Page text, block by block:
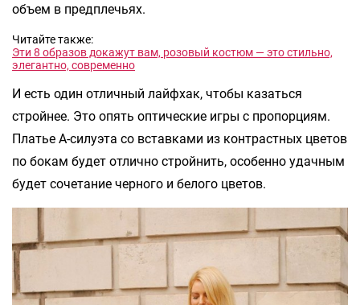
объем в предплечьях.
Читайте также:
Эти 8 образов докажут вам, розовый костюм — это стильно,
элегантно, современно
И есть один отличный лайфхак, чтобы казаться
стройнее. Это опять оптические игры с пропорциям.
Платье А-силуэта со вставками из контрастных цветов
по бокам будет отлично стройнить, особенно удачным
будет сочетание черного и белого цветов.